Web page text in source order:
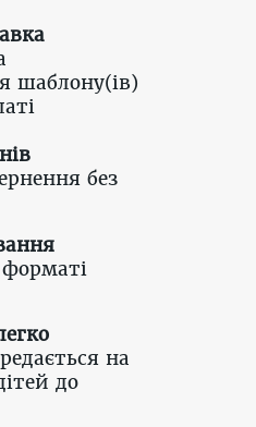
шаблону(ів)
без
на
до